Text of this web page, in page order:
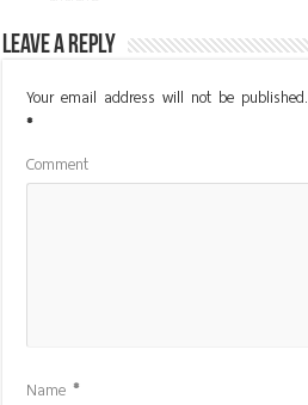
Leave a Reply
Your email address will not be published.
*
Comment
Name*